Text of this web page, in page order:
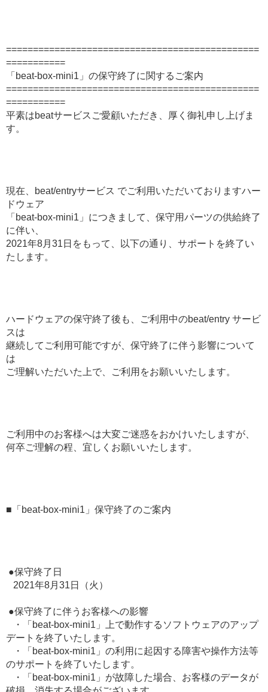
===============================================
===========
「beat-box-mini1」の保守終了に関するご案内
===============================================
===========
平素はbeatサービスご愛顧いただき、厚く御礼申し上げま
す。
現在、beat/entryサービス でご利用いただいておりますハー
ドウェア
「beat-box-mini1」につきまして、保守用パーツの供給終了
に伴い、
2021年8月31日をもって、以下の通り、サポートを終了い
たします。
ハードウェアの保守終了後も、ご利用中のbeat/entry サービ
スは
継続してご利用可能ですが、保守終了に伴う影響について
は
ご理解いただいた上で、ご利用をお願いいたします。
ご利用中のお客様へは大変ご迷惑をおかけいたしますが、
何卒ご理解の程、宜しくお願いいたします。
■「beat-box-mini1」保守終了のご案内
●保守終了日
2021年8月31日（火）
●保守終了に伴うお客様への影響
・「beat-box-mini1」上で動作するソフトウェアのアップ
デートを終了いたします。
・「beat-box-mini1」の利用に起因する障害や操作方法等
のサポートを終了いたします。
・「beat-box-mini1」が故障した場合、お客様のデータが